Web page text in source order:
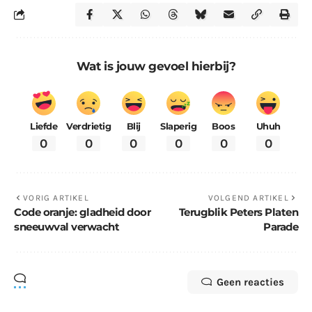
Wat is jouw gevoel hierbij?
Liefde
0
Verdrietig
0
Blij
0
Slaperig
0
Boos
0
Uhuh
0
VORIG ARTIKEL
Code oranje: gladheid door
sneeuwval verwacht
VOLGEND ARTIKEL
Terugblik Peters Platen
Parade
Geen reacties